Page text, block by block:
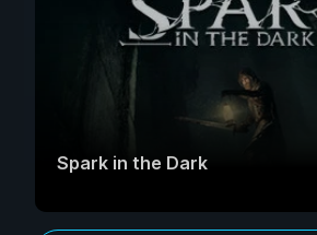
Spark in the Dark